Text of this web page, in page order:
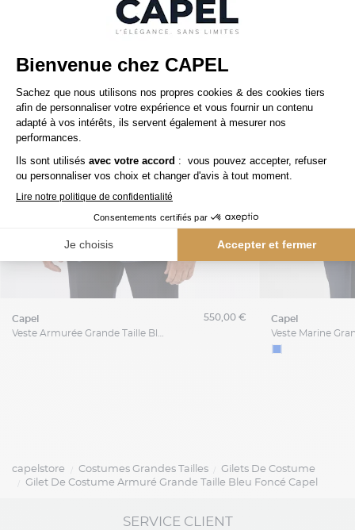
capel
Veste Armurée Grande Taille Bleu Foncé Capel
550,00 € capel
capelstore Costumes Grandes Tailles
Gilets De Costume
Gilet De Costume Armuré Grande Taille Bleu Foncé Capel
SERVICE CLIENT